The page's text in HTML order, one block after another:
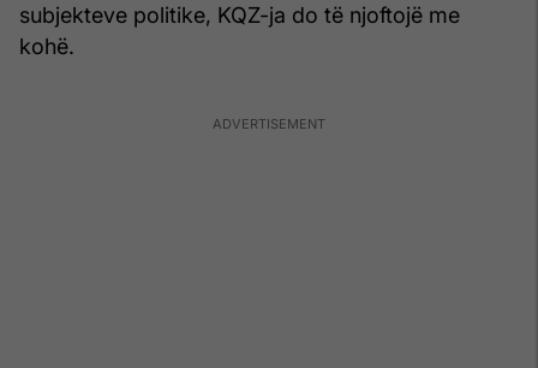
subjekteve politike, KQZ-ja do të njoftojë me
kohë.